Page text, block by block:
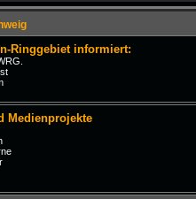
Ringgebiet informiert:
Medienprojekte